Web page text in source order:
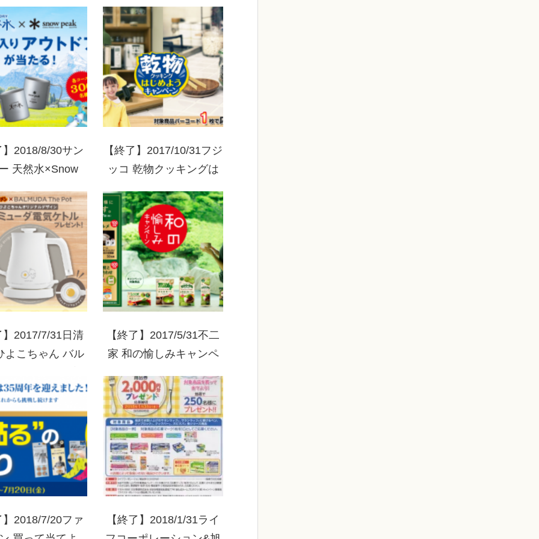
】2018/8/30サン
天然水×Snow
アグッズが当た
る！
【終了】2017/10/31フジ
ッコ 乾物クッキングは
】2017/7/31日清
よこちゃん バル
キャンペーン
【終了】2017/5/31不二
家 和の愉しみキャンペ
】2018/7/20ファ
【終了】2018/1/31ライ